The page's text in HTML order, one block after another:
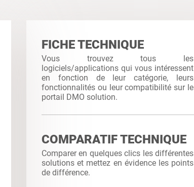
FICHE TECHNIQUE
Vous trouvez tous les
logiciels/applications qui vous intéressent
en fonction de leur catégorie, leurs
fonctionnalités ou leur compatibilité sur le
portail DMO solution.
COMPARATIF TECHNIQUE
Comparer en quelques clics les différentes
solutions et mettez en évidence les points
de différence.